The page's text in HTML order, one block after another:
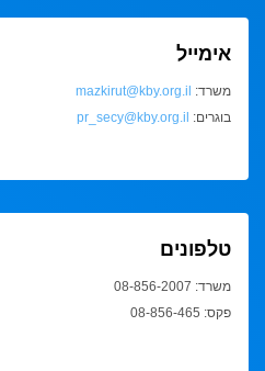
אימייל
משרד: mazkirut@kby.org.il
בוגרים: pr_secy@kby.org.il
טלפונים
משרד: 08-856-2007
פקס: 08-856-465